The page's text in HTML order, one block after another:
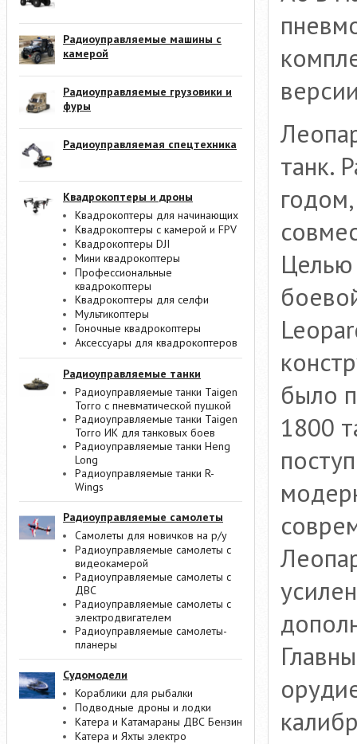
Радиоуправляемые машины с
камерой
Радиоуправляемые грузовики и
фуры
Радиоуправляемая спецтехника
Квадрокоптеры и дроны
Квадрокоптеры для начинающих
Квадрокоптеры с камерой и FPV
Квадрокоптеры DJI
Мини квадрокоптеры
Профессиональные
квадрокоптеры
Квадрокоптеры для селфи
Мультикоптеры
Гоночные квадрокоптеры
Аксессуары для квадрокоптеров
Радиоуправляемые танки
Радиоуправляемые танки Taigen
Torro с пневматической пушкой
Радиоуправляемые танки Taigen
Torro ИК для танковых боев
Радиоуправляемые танки Heng
Long
Радиоуправляемые танки R-
Wings
Радиоуправляемые самолеты
Самолеты для новичков на р/у
Радиоуправляемые самолеты с
видеокамерой
Радиоуправляемые самолеты с
ДВС
Радиоуправляемые самолеты с
электродвигателем
Радиоуправляемые самолеты-
планеры
Судомодели
Кораблики для рыбалки
Подводные дроны и лодки
Катера и Катамараны ДВС Бензин
Катера и Яхты электро
танк.
было
1800